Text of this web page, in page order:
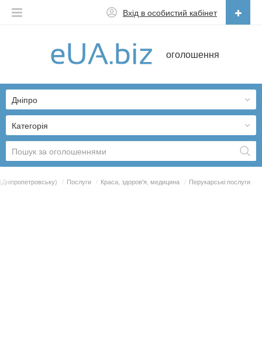
оголошення
Вхід в особистий кабінет
Українська
Категорія
Дніпро
/ Послуги / Краса, здоров'я, медицина / Перукарські послуги